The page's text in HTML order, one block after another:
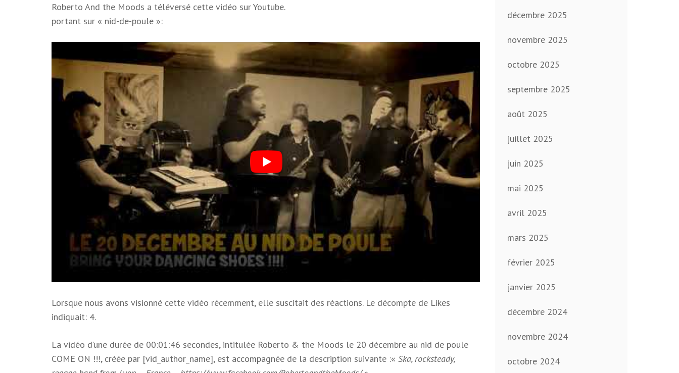
Roberto And the Moods a téléversé cette vidéo sur Youtube.
portant sur « nid-de-poule »:
Lorsque nous avons visionné cette vidéo récemment, elle suscitait des réactions. Le décompte de Likes
indiquait: 4.
La vidéo d’une durée de 00:01:46 secondes, intitulée Roberto & the Moods le 20 décembre au nid de poule
COME ON !!!, créée par [vid_author_name], est accompagnée de la description suivante :« Ska, rocksteady,
décembre 2025
novembre 2025
octobre 2025
septembre 2025
août 2025
juillet 2025
juin 2025
mai 2025
avril 2025
mars 2025
février 2025
janvier 2025
décembre 2024
novembre 2024
octobre 2024